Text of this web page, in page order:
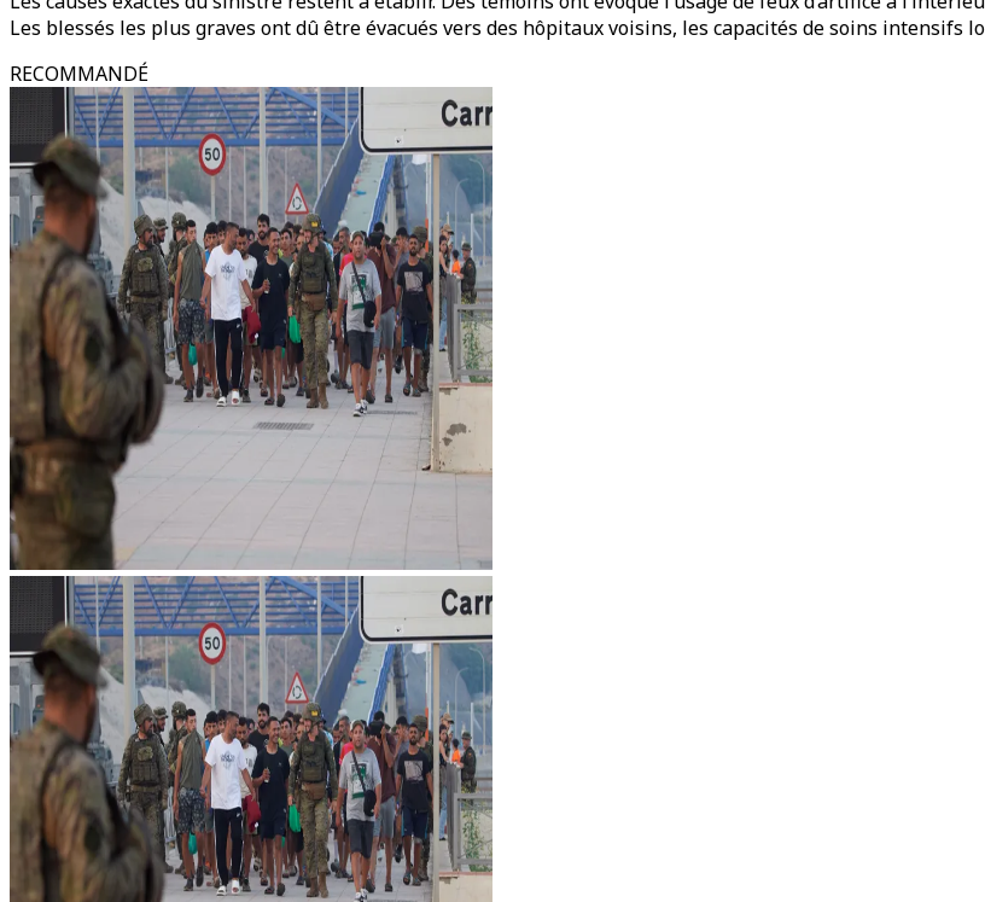
Les blessés les plus graves ont dû être évacués vers des hôpitaux voisins, les capacités de soins intensifs
RECOMMANDÉ